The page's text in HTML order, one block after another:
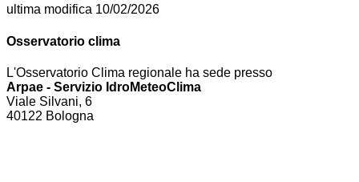
ultima modifica 10/02/2026
Osservatorio clima
L'Osservatorio Clima regionale ha sede presso
Arpae - Servizio IdroMeteoClima
Viale Silvani, 6
40122 Bologna